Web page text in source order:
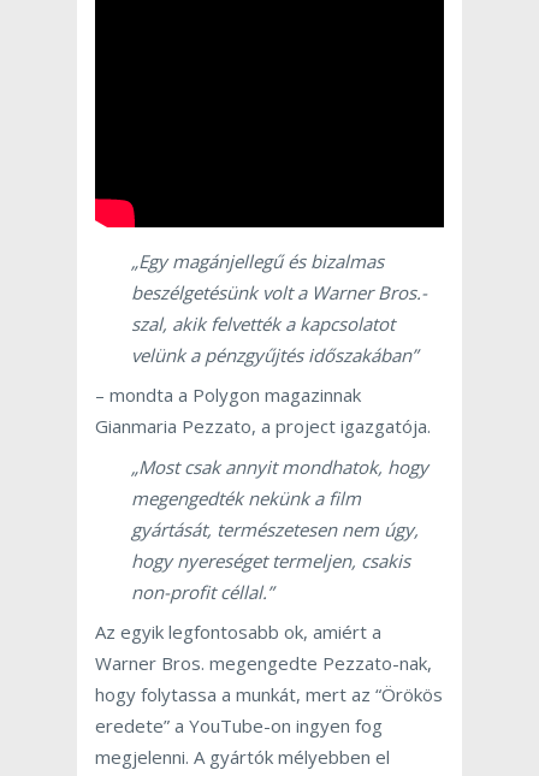
„Egy magánjellegű és bizalmas
beszélgetésünk volt a Warner Bros.-
szal, akik felvették a kapcsolatot
velünk a pénzgyűjtés időszakában”
– mondta a Polygon magazinnak
Gianmaria Pezzato, a project igazgatója.
„Most csak annyit mondhatok, hogy
megengedték nekünk a film
gyártását, természetesen nem úgy,
hogy nyereséget termeljen, csakis
non-profit céllal.”
Az egyik legfontosabb ok, amiért a
Warner Bros. megengedte Pezzato-nak,
hogy folytassa a munkát, mert az “Örökös
eredete” a YouTube-on ingyen fog
megjelenni. A gyártók mélyebben el